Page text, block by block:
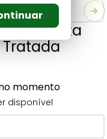
litros Baixa
Tratada
momento
disponível